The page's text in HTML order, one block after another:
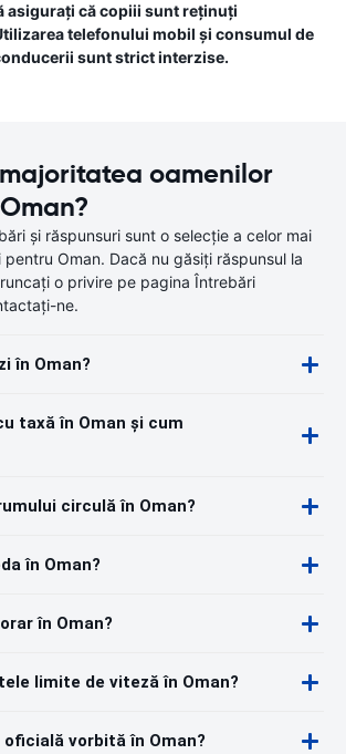
asigurați că copiii sunt reținuți
telefonului mobil și consumul de
sunt strict interzise.
oamenilor
și răspunsuri sunt o selecție a celor mai
Oman. Dacă nu găsiți răspunsul la
o privire pe pagina Întrebări
ne.
în Oman?
taxă în Oman și cum
circulă în Oman?
în Oman?
în Oman?
limite de viteză în Oman?
vorbită în Oman?